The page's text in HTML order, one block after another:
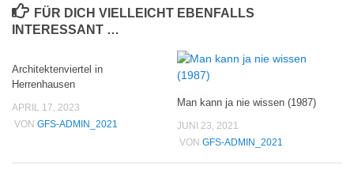
FÜR DICH VIELLEICHT EBENFALLS
INTERESSANT …
Architektenviertel in
Herrenhausen
APRIL 17, 2023
VON GFS-ADMIN_2021
Man kann ja nie wissen (1987)
JUNI 23, 2021
VON GFS-ADMIN_2021